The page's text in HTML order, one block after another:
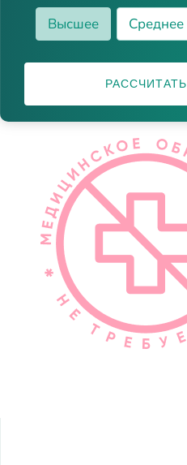
Высшее
Среднее
РАССЧИТАТЬ